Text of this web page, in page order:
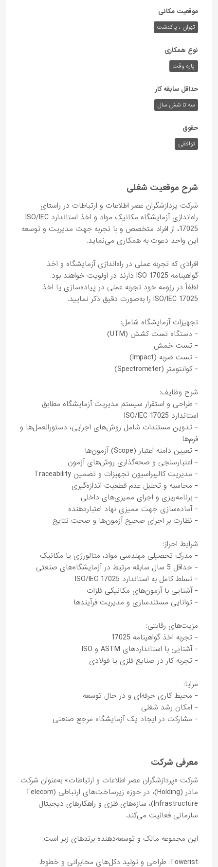
موقعیت مکانی
تهران ، پاکدشت
نوع همکاری
پاره وقت
حداقل سابقه کار
سه تا شش سال
حقوق
توافقی
شرح موقعیت شغلی
شرکت پردازشگران عصر اطلاعات و ارتباطات در راستای
راه‌اندازی آزمایشگاه مکانیک مواد و اخذ استاندارد ISO/IEC
17025، از افراد متخصص و با تجربه جهت مدیریت و توسعه
این واحد دعوت به همکاری می‌نماید.
افرادی که تجربه عملی در راه‌اندازی آزمایشگاه و اخذ
گواهینامه ISO 17025 دارند در اولویت خواهند بود.
لطفاً در رزومه خود تجربه عملی در پیاده‌سازی یا اخذ
ISO/IEC 17025 را به‌صورت دقیق ذکر نمایید.
تجهیزات آزمایشگاه شامل:
- دستگاه تست کشش (UTM)
- تست خمش
- تست ضربه (Impact)
- کوانتومتر (Spectrometer)
شرح وظایف:
- طراحی و استقرار سیستم مدیریت آزمایشگاه مطابق
استاندارد ISO/IEC 17025
- تدوین مستندات شامل روش‌های اجرایی، دستورالعمل‌ها و
فرم‌ها
- تعیین دامنه اعتبار (Scope) آزمون‌ها
- اعتبارسنجی و صحه‌گذاری روش‌های آزمون
- مدیریت کالیبراسیون تجهیزات و تضمین Traceability
- محاسبه و تحلیل عدم قطعیت اندازه‌گیری
- برنامه‌ریزی و اجرای ممیزی‌های داخلی
- آماده‌سازی جهت ممیزی نهاد اعتباردهنده
- نظارت بر اجرای صحیح آزمون‌ها و صحت نتایج
شرایط احراز:
- مدرک تحصیلی مهندسی مواد، متالورژی یا مکانیک
- حداقل 5 سال سابقه مرتبط در آزمایشگاه‌های صنعتی
- تسلط کامل به استاندارد ISO/IEC 17025
- آشنایی با آزمون‌های مکانیکی فلزات
- توانایی مستندسازی و مدیریت فرآیندها
مزیت‌های رقابتی:
- تجربه اخذ گواهینامه 17025
- آشنایی با استانداردهای ASTM و ISO
- تجربه کار در صنایع فلزی یا فولادی
مزایا:
- محیط کاری حرفه‌ای و در حال توسعه
- امکان رشد شغلی
- مشارکت در ایجاد یک آزمایشگاه مرجع صنعتی
معرفی شرکت
شرکت «پردازشگران عصر اطلاعات و ارتباطات» به‌عنوان شرکت
مادر (Holding)، در حوزه زیرساخت‌های ارتباطی (Telecom
Infrastructure)، سازه‌های فلزی و راهکارهای دیجیتال
سازمانی فعالیت می‌کند.
این مجموعه مالک و توسعه‌دهنده برندهای زیر است:
Towerist: طراحی و تولید دکل‌های مخابراتی و خطوط